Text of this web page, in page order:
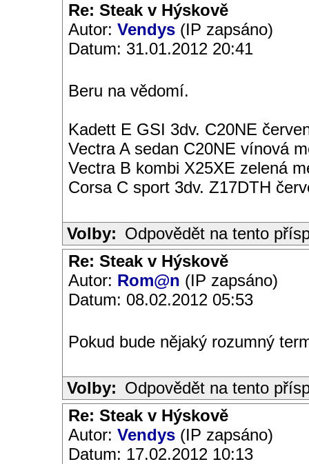
Re: Steak v Hýskově
Autor: Vendys (IP zapsáno)
Datum: 31.01.2012 20:41
Beru na vědomí.
Kadett E GSI 3dv. C20NE
Vectra A sedan C20NE vínová
Vectra B kombi X25XE zelená
Corsa C sport 3dv. Z17DTH
Volby: Odpovědět na tento
Re: Steak v Hýskově
Autor: Rom@n (IP zapsáno)
Datum: 08.02.2012 05:53
Pokud bude nějaký rozumný
Volby: Odpovědět na tento
Re: Steak v Hýskově
Autor: Vendys (IP zapsáno)
Datum: 17.02.2012 10:13